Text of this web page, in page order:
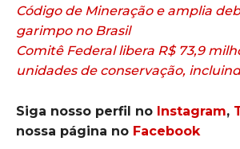
Código de Mineração e amplia
garimpo no Brasil
Comitê Federal libera R$ 73,9
unidades de conservação,
Siga nosso perfil no Instagram,
nossa página no Facebook